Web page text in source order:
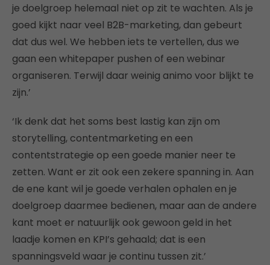
je doelgroep helemaal niet op zit te wachten. Als je
goed kijkt naar veel B2B-marketing, dan gebeurt
dat dus wel. We hebben iets te vertellen, dus we
gaan een whitepaper pushen of een webinar
organiseren. Terwijl daar weinig animo voor blijkt te
zijn.’
‘Ik denk dat het soms best lastig kan zijn om
storytelling, contentmarketing en een
contentstrategie op een goede manier neer te
zetten. Want er zit ook een zekere spanning in. Aan
de ene kant wil je goede verhalen ophalen en je
doelgroep daarmee bedienen, maar aan de andere
kant moet er natuurlijk ook gewoon geld in het
laadje komen en KPI’s gehaald; dat is een
spanningsveld waar je continu tussen zit.’